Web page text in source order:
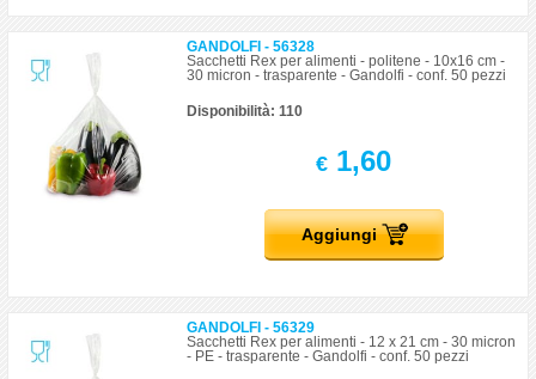
GANDOLFI - 56328
Sacchetti Rex per alimenti - politene - 10x16 cm -
30 micron - trasparente - Gandolfi - conf. 50 pezzi
Disponibilità: 110
€ 1,60
Aggiungi
GANDOLFI - 56329
Sacchetti Rex per alimenti - 12 x 21 cm - 30 micron
- PE - trasparente - Gandolfi - conf. 50 pezzi